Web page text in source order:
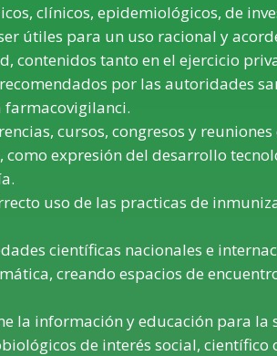
clínicos, epidemiológicos, de
útiles para un uso racional y
contenidos tanto en el ejercicio
por las autoridades
farmacovigilanci.
cursos, congresos y
expresión del desarrollo
uso de las practicas de
científicas nacionales e
creando espacios de
la información y educación para la
de interés social, científico